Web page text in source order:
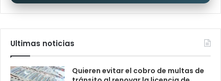
Ultimas noticias
Quieren evitar el cobro de multas de